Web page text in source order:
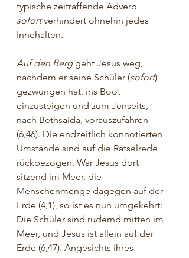
typische zeitraffende Adverb
sofort verhindert ohnehin jedes
Innehalten.
Auf den Berg geht Jesus weg,
nachdem er seine Schüler (sofort)
gezwungen hat, ins Boot
einzusteigen und zum Jenseits,
nach Bethsaida, vorauszufahren
(6,46). Die endzeitlich konnotierten
Umstände sind auf die Rätselrede
rückbezogen. War Jesus dort
sitzend im Meer, die
Menschenmenge dagegen auf der
Erde (4,1), so ist es nun umgekehrt:
Die Schüler sind rudernd mitten im
Meer, und Jesus ist allein auf der
Erde (6,47). Angesichts ihres